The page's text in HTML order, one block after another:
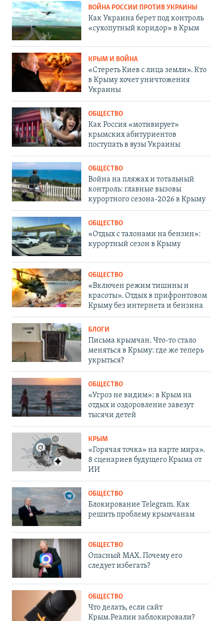
ВОЙНА РОССИИ ПРОТИВ УКРАИНЫ
Как Украина берет под контроль
«сухопутный коридор» в Крым
КРЫМ И ВОЙНА
«Стереть Киев с лица земли». Кто
в Крыму хочет уничтожения
Украины
ОБЩЕСТВО
Как Россия «мотивирует»
крымских абитуриентов
поступать в вузы Украины
ОБЩЕСТВО
Война на пляжах и тотальный
контроль: главные вызовы
курортного сезона-2026 в Крыму
ОБЩЕСТВО
«Отдых с талонами на бензин»:
курортный сезон в Крыму
ОБЩЕСТВО
«Включен режим тишины и
красоты». Отдых в прифронтовом
Крыму без интернета и бензина
БЛОГИ
Письма крымчан. Что-то стало
меняться в Крыму: где же теперь
укрыться?
ОБЩЕСТВО
«Угроз не видим»: в Крым на
отдых и оздоровление завезут
тысячи детей
КРЫМ
«Горячая точка» на карте мира».
8 сценариев будущего Крыма от
ИИ
ОБЩЕСТВО
Блокирование Telegram. Как
решить проблему крымчанам
ОБЩЕСТВО
Опасный MAX. Почему его
следует избегать?
ОБЩЕСТВО
Что делать, если сайт
Крым.Реалии заблокировали?